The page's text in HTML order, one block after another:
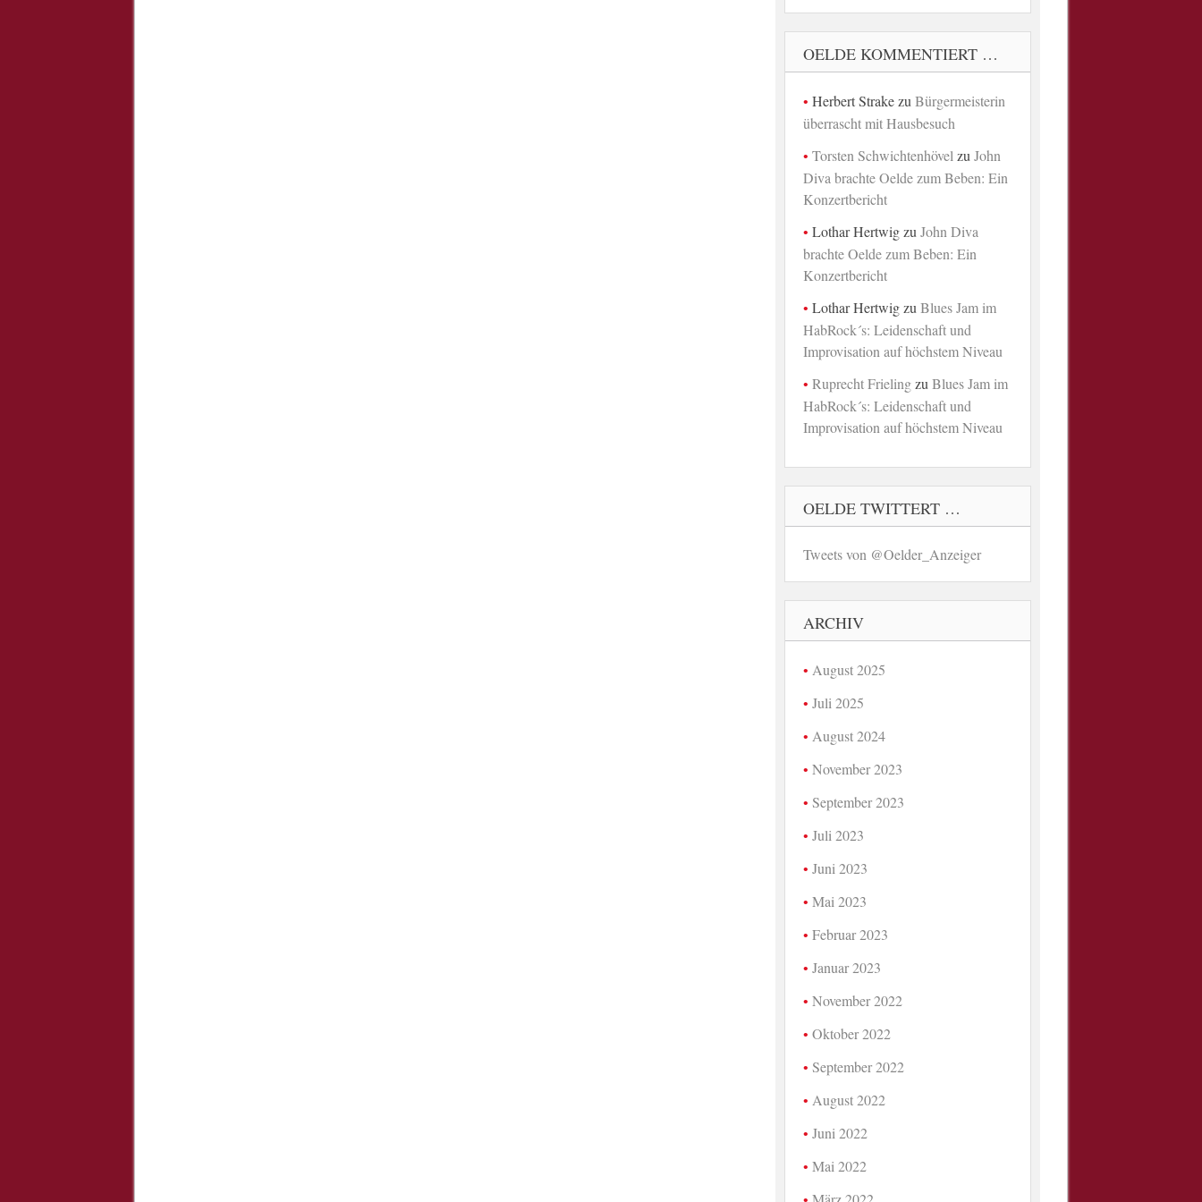
OELDE KOMMENTIERT …
Herbert Strakezu Bürgermeisterin
überrascht mit Hausbesuch
Torsten Schwichtenhövel zu John
Diva brachte Oelde zum Beben: Ein
Konzertbericht
Lothar Hertwigzu John Diva
brachte Oelde zum Beben: Ein
Konzertbericht
Lothar Hertwigzu Blues Jam im
HabRock´s: Leidenschaft und
Improvisation auf höchstem Niveau
Ruprecht Frielingzu Blues Jam im
HabRock´s: Leidenschaft und
Improvisation auf höchstem Niveau
OELDE TWITTERT …
Tweets von @Oelder_Anzeiger
ARCHIV
August 2025
Juli 2025
August 2024
November 2023
September 2023
Juli 2023
Juni 2023
Mai 2023
Februar 2023
Januar 2023
November 2022
Oktober 2022
September 2022
August 2022
Juni 2022
Mai 2022